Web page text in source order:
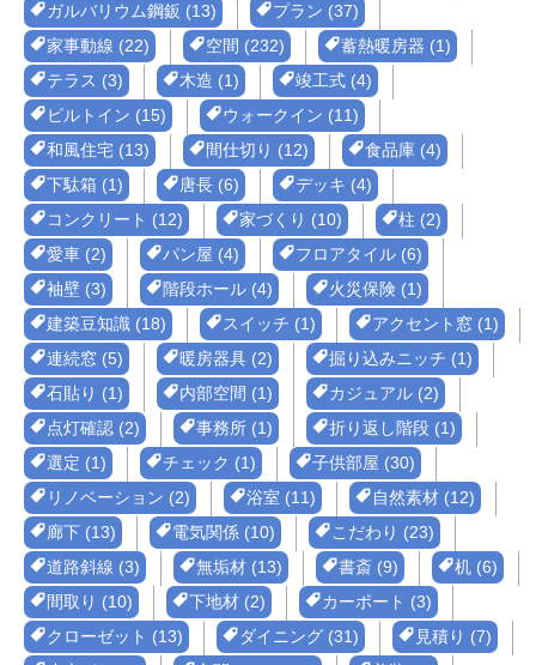
ガルバリウム鋼鈑 (13)
プラン (37)
家事動線 (22)
空間 (232)
蓄熱暖房器 (1)
テラス (3)
木造 (1)
竣工式 (4)
ビルトイン (15)
ウォークイン (11)
和風住宅 (13)
間仕切り (12)
食品庫 (4)
下駄箱 (1)
唐長 (6)
デッキ (4)
コンクリート (12)
家づくり (10)
柱 (2)
愛車 (2)
パン屋 (4)
フロアタイル (6)
袖壁 (3)
階段ホール (4)
火災保険 (1)
建築豆知識 (18)
スイッチ (1)
アクセント窓 (1)
連続窓 (5)
暖房器具 (2)
掘り込みニッチ (1)
石貼り (1)
内部空間 (1)
カジュアル (2)
点灯確認 (2)
事務所 (1)
折り返し階段 (1)
選定 (1)
チェック (1)
子供部屋 (30)
リノベーション (2)
浴室 (11)
自然素材 (12)
廊下 (13)
電気関係 (10)
こだわり (23)
道路斜線 (3)
無垢材 (13) 書斎 (9)
机 (6)
間取り (10)
下地材 (2)
カーポート (3)
クローゼット (13)
ダイニング (31)
見積り (7)